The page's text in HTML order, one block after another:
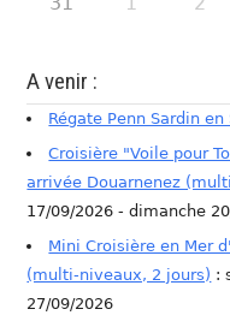
A venir :
Régate Penn Sardin en
Croisière "Voile pour
arrivée Douarnenez
17/09/2026 - dimanche
Mini Croisière en Mer
(multi-niveaux, 2 jours) :
27/09/2026